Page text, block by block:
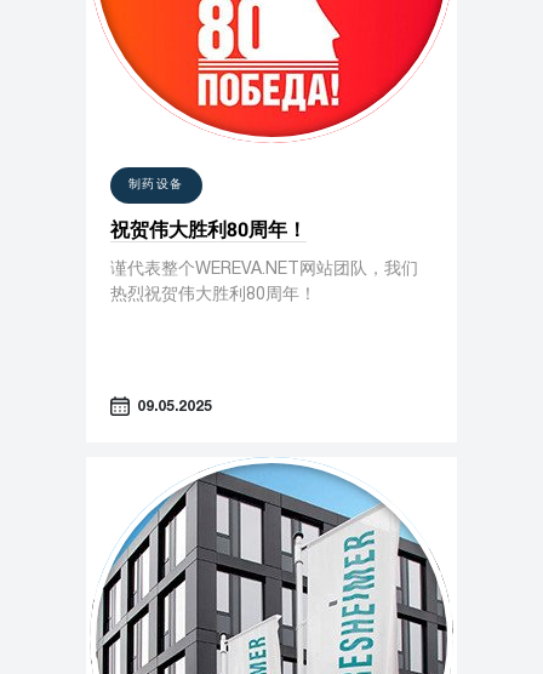
制药设备
祝贺伟大胜利80周年！
谨代表整个WEREVA.NET网站团队，我们
热烈祝贺伟大胜利80周年！
09.05.2025